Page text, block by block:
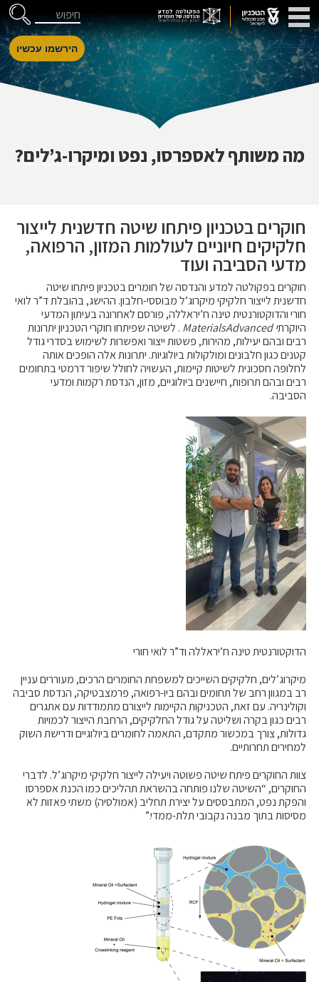
Skip to Content
דלג לניווט חיפוש
הירשמו עכשיו
מה משותף לאספרסו, נפט ומיקרו-ג’לים?
חוקרים בטכניון פיתחו שיטה חדשנית לייצור
חלקיקים חיוניים לעולמות המזון, הרפואה,
מדעי הסביבה ועוד
חוקרים בפקולטה למדע והנדסה של חומרים בטכניון פיתחו שיטה
חדשנית לייצור חלקיקי מיקרוג’ל מבוססי-חלבון. ההישג, בהובלת ד”ר לואי
חורי והדוקטורנטית טינה ח’יראללה, פורסם לאחרונה בעיתון המדעי
היוקרתיAdvanced
Materials . לשיטה שפיתחו חוקרי הטכניון יתרונות
רבים ובהם יעילות, מהירות, פשטות ייצור ואפשרות לשימוש בסדרי גודל
קטנים כגון חלבונים ומולקולות ביולוגיות. יתרונות אלה הופכים אותה
לחלופה חסכונית לשיטות קיימות, העשויה לחולל שיפור דרמטי בתחומים
רבים ובהם תרופות, חיישנים ביולוגיים, מזון, הנדסת רקמות ומדעי
הסביבה.
הדוקטורנטית טינה ח’יראללה וד”ר לואי חורי
מיקרוג’לים, חלקיקים השייכים למשפחת החומרים הרכים, מעוררים עניין
רב במגוון רחב של תחומים ובהם ביו-רפואה, פרמצבטיקה, הנדסת סביבה
וקולינריה. עם זאת, הטכניקות הקיימות לייצורם מתמודדות עם אתגרים
רבים כגון בקרה ושליטה על גודל החלקיקים, הרחבת הייצור לכמויות
גדולות, צורך במכשור מתקדם, התאמה לחומרים ביולוגיים ודרישת השוק
למחירים תחרותיים.
צוות החוקרים פיתח שיטה פשוטה ויעילה לייצור חלקיקי מיקרוג’ל. לדברי
החוקרים, “השיטה שלנו פותחה בהשראת תהליכים כמו הכנת אספרסו
והפקת נפט, המתבססים על יצירת תחליב (אמולסיה) משתי פאזות לא
מסיסות בתוך מבנה נקבובי תלת-ממדי.”